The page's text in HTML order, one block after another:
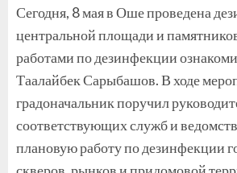
Сегодня, 8 мая в Оше проведена
центральной площади и
работами по дезинфекции
Таалайбек Сарыбашов. В ходе
градоначальник поручил
соответствующих служб и
плановую работу по дезинфекции